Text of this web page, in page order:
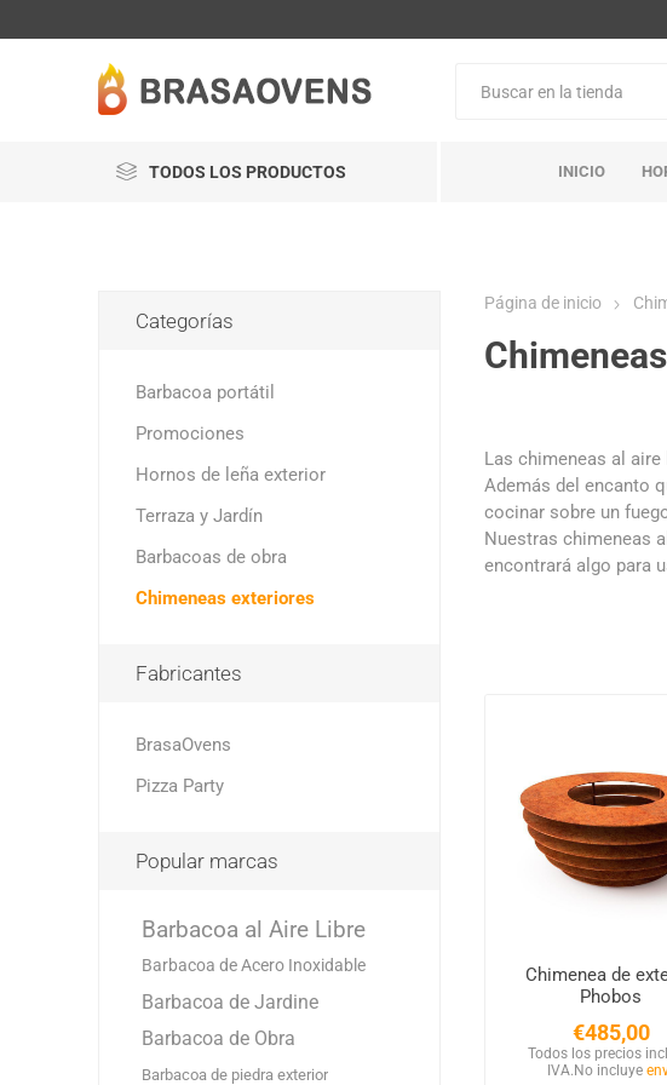
TODOS LOS PRODUCTOS INICIO
Página de inicio
Las chimeneas al
Además del encanto
cocinar sobre un
Nuestras chimeneas
encontrará algo para
Chimenea de
Phobos
€485,00
Todos los precios
IVA. No incluye
Categorías
Barbacoa portátil
Promociones
Hornos de leña exterior
Terraza y Jardín
Barbacoas de obra
Chimeneas exteriores
Fabricantes
BrasaOvens
Pizza Party
Popular marcas
Barbacoa al Aire Libre
Barbacoa de Acero Inoxidable
Barbacoa de Jardine
Barbacoa de Obra
Barbacoa de piedra exterior